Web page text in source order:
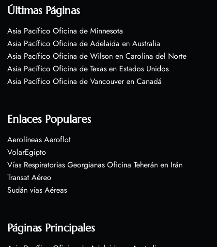
Últimas Páginas
Asia Pacífico Oficina de Minnesota
Asia Pacífico Oficina de Adelaida en Australia
Asia Pacífico Oficina de Wilson en Carolina del Norte
Asia Pacífico Oficina de Texas en Estados Unidos
Asia Pacífico Oficina de Vancouver en Canadá
Enlaces Populares
Aerolíneas Aeroflot
VolarEgipto
Vías Respiratorias Georgianas Oficina Teherán en Irán
Transat Aéreo
Sudán vías Aéreas
Páginas Principales